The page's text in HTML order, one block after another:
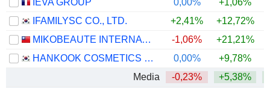
IEVA GROUP
0,00% +1,06%
IFAMILYSC CO., LTD.
+2,41% +12,72%
MIKOBEAUTE INTERNATIONAL CO., LTD.
-1,06% +21,21%
HANKOOK COSMETICS CO., LTD.
0,00% +9,78%
Media
-0,23% +5,38%